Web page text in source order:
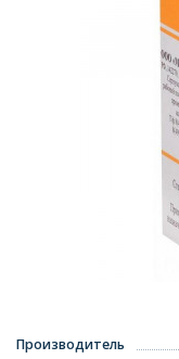
Производитель